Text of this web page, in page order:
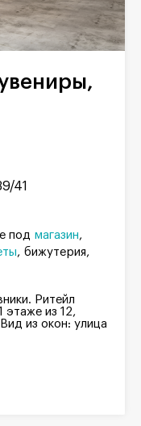
41
под магазин
бижутерия
Ритейл
из 12,
из окон: улица